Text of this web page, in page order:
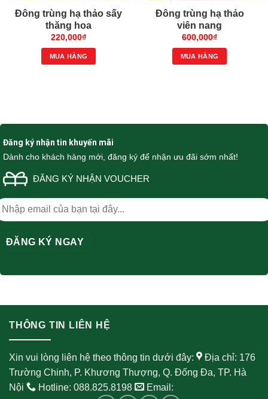
Đông trùng hạ thảo sấy
thăng hoa
220,000₫
MUA HÀNG
Đông trùng hạ thảo
viên nang
600,000₫
MUA HÀNG
Đăng ký nhận tin khuyến mãi
Dành cho khách hàng mới, đăng ký để nhận ưu đãi sớm nhất!
ĐĂNG KÝ NHẬN VOUCHER
THÔNG TIN LIÊN HỆ
Xin vui lòng liên hệ theo thông tin dưới đây:
Địa chỉ: 176
Trường Chinh, P. Khương Thượng, Q. Đống Đa, TP. Hà
Nội
Hotline: 088.825.8198 Email: